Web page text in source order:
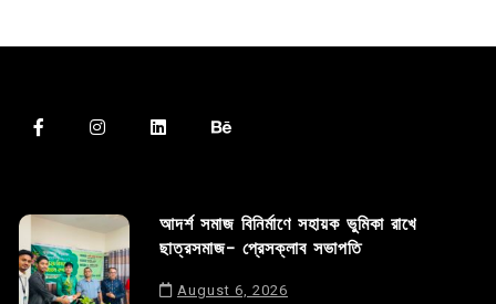
আদর্শ সমাজ বিনির্মাণে সহায়ক ভুমিকা রাখে
ছাত্রসমাজ- প্রেসক্লাব সভাপতি
August 6, 2026